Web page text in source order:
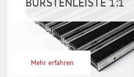
Mehr erfahren